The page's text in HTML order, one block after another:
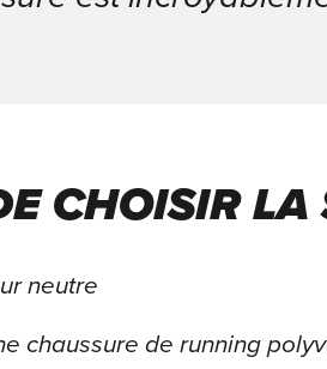
CHOISIR
neutre
chaussure de running